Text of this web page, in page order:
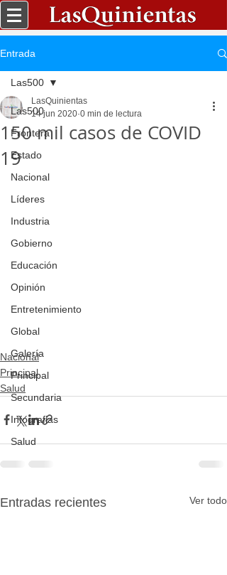
Entrada
Las500
Frontera
Estado
Nacional
Líderes
Industria
Gobierno
Educación
Opinión
Entretenimiento
Global
Galería
Principal
Secundaria
Infografias
Salud
Las500
150 mil casos de COVID
19
LasQuinientas
14 jun 2020 0 min de lectura
Nacional
Principal
Salud
Entradas recientes Ver todo